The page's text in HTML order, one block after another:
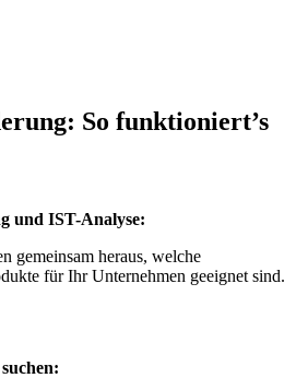
So funktioniert’s
und IST-Analyse:
gemeinsam heraus, welche
für Ihr Unternehmen geeignet sind.